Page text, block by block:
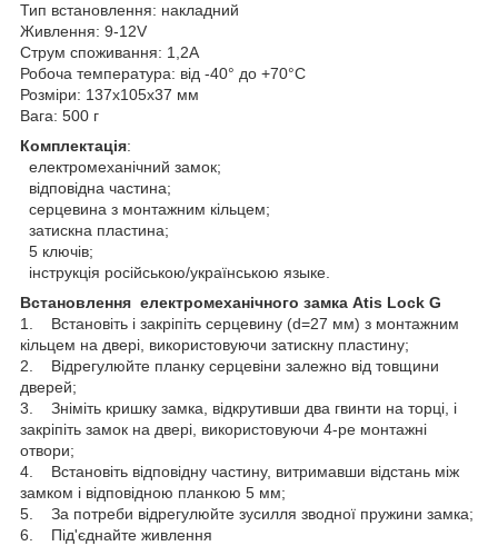
Тип встановлення: накладний
Живлення: 9-12V
Струм споживання: 1,2А
Робоча температура: від -40° до +70°С
Розміри: 137х105х37 мм
Вага: 500 г
Комплектація:
електромеханічний замок;
відповідна частина;
серцевина з монтажним кільцем;
затискна пластина;
5 ключів;
інструкція російською/українською языке.
Встановлення електромеханічного замка Atis Lock G
1. Встановіть і закріпіть серцевину (d=27 мм) з монтажним
кільцем на двері, використовуючи затискну пластину;
2. Відрегулюйте планку серцевіни залежно від товщини
дверей;
3. Зніміть кришку замка, відкрутивши два гвинти на торці, і
закріпіть замок на двері, використовуючи 4-ре монтажні
отвори;
4. Встановіть відповідну частину, витримавши відстань між
замком і відповідною планкою 5 мм;
5. За потреби відрегулюйте зусилля зводної пружини замка;
6. Під'єднайте живлення